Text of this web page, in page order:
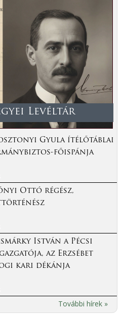
Levéltár
Gyula ítélőtáblai
főispánja
Ottó régész,
István a Pécsi
az Erzsébet
kari dékánja
További hírek »